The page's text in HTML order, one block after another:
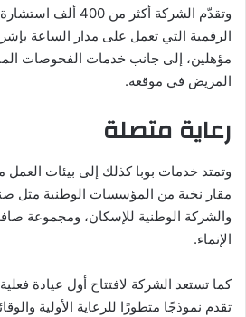
وتقدّم الشركة أكثر من
الرقمية التي تعمل على مدار الساعة
مؤهلين، إلى جانب خدمات الفحوصات
المريض في موقعه.
رعاية متصلة
مقار نخبة من المؤسسات الوطنية مثل
والشركة الوطنية للإسكان، ومجموعة
الإنماء.
كما تستعد الشركة لافتتاح أول عيادة
تقدم نموذجًا متطورًا للرعاية الأولية